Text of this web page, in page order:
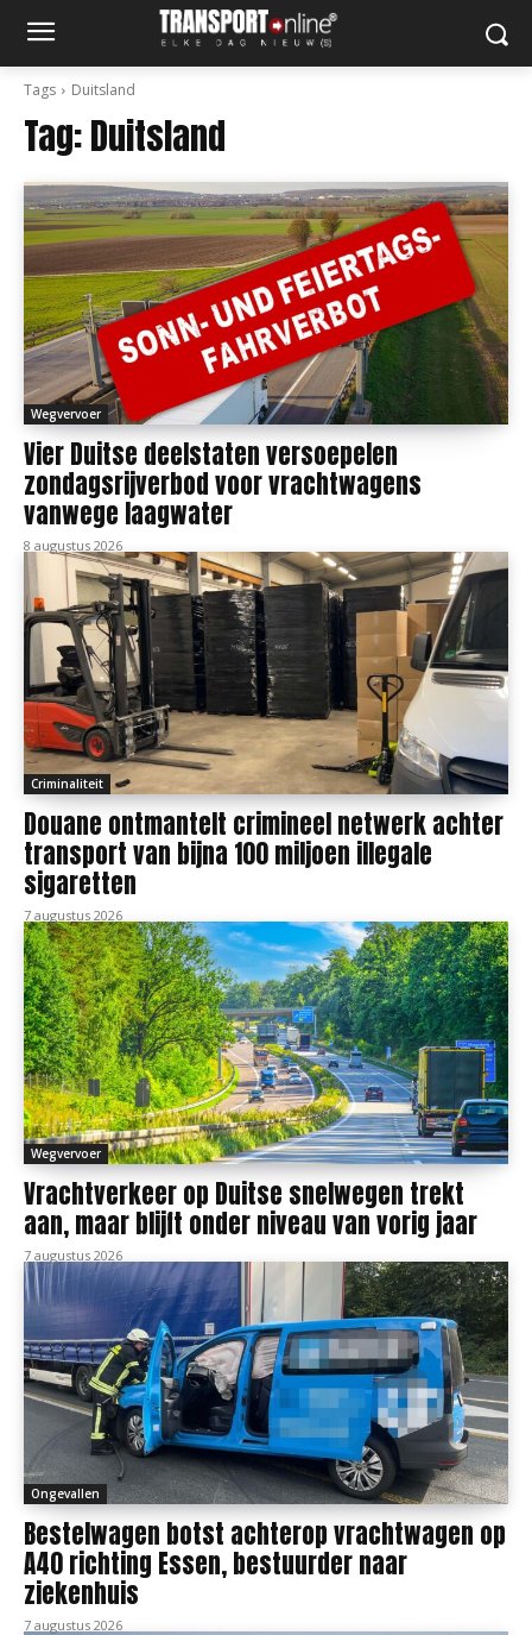
Tags Duitsland
Tag:Duitsland
Wegvervoer
Vier Duitse deelstaten versoepelen
zondagsrijverbod voor vrachtwagens
vanwege laagwater
8 augustus 2026
Criminaliteit
Douane ontmantelt crimineel netwerk achter
transport van bijna 100 miljoen illegale
sigaretten
7 augustus 2026
Wegvervoer
Vrachtverkeer op Duitse snelwegen trekt
aan, maar blijft onder niveau van vorig jaar
7 augustus 2026
Ongevallen
Bestelwagen botst achterop vrachtwagen op
A40 richting Essen, bestuurder naar
ziekenhuis
7 augustus 2026